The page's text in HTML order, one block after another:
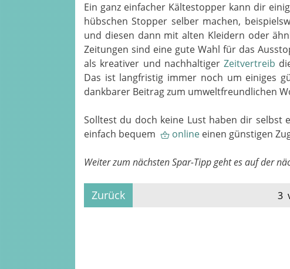
Ein ganz einfacher Kältestopper kann dir
hübschen Stopper selber machen,
und diesen dann mit alten Kleidern oder
Zeitungen sind eine gute Wahl für das
als kreativer und nachhaltiger Zeitvertreib
Das ist langfristig immer noch um einiges
dankbarer Beitrag zum umweltfreundlichen
Solltest du doch keine Lust haben dir selbst
einfach bequem
online einen günstigen
Weiter zum nächsten Spar-Tipp geht es auf der
Zurück 3